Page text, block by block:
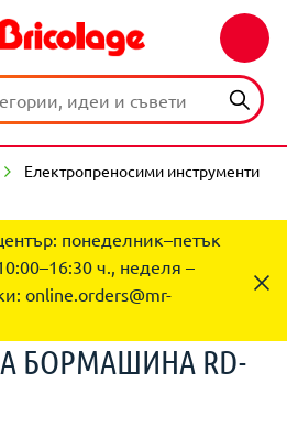
Електропреносими инструменти
понеделник–петък
ч., неделя –
online.orders@mr-
БОРМАШИНА RD-